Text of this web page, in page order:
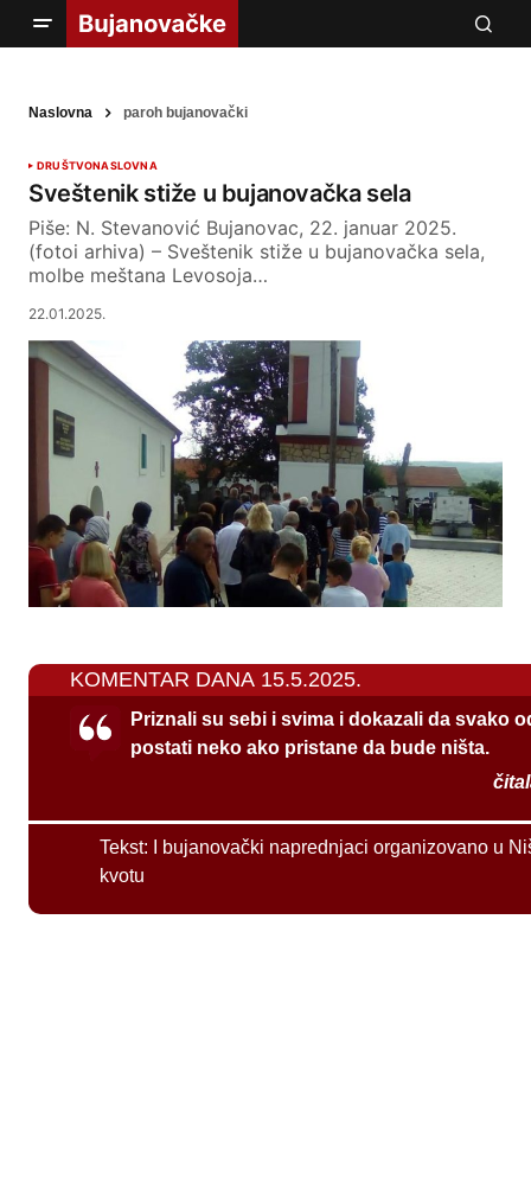
Naslovna paroh bujanovački
DRUŠTVONASLOVNA
Sveštenik stiže u bujanovačka sela
Piše: N. Stevanović Bujanovac, 22. januar 2025.
(fotoi arhiva) – Sveštenik stiže u bujanovačka sela,
molbe meštana Levosoja…
22.01.2025.
KOMENTAR DANA 15.5.2025.
Priznali su sebi i svima i dokazali da svako
postati neko ako pristane da bude ništa.
Tekst:
I bujanovački naprednjaci organizovano u
kvotu